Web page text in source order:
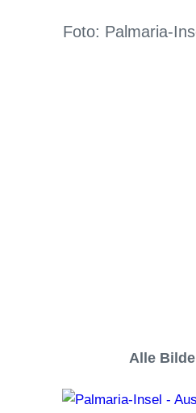
Foto: Palmaria-
Alle